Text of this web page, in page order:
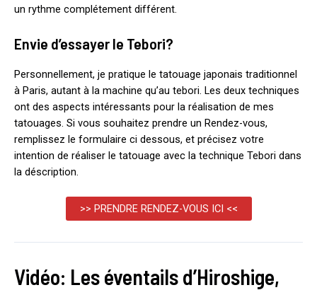
un rythme complétement différent.
Envie d’essayer le Tebori?
Personnellement, je pratique le tatouage japonais traditionnel
à Paris, autant à la machine qu’au tebori. Les deux techniques
ont des aspects intéressants pour la réalisation de mes
tatouages. Si vous souhaitez prendre un Rendez-vous,
remplissez le formulaire ci dessous, et précisez votre
intention de réaliser le tatouage avec la technique Tebori dans
la déscription.
>> PRENDRE RENDEZ-VOUS ICI <<
Vidéo: Les éventails d’Hiroshige,